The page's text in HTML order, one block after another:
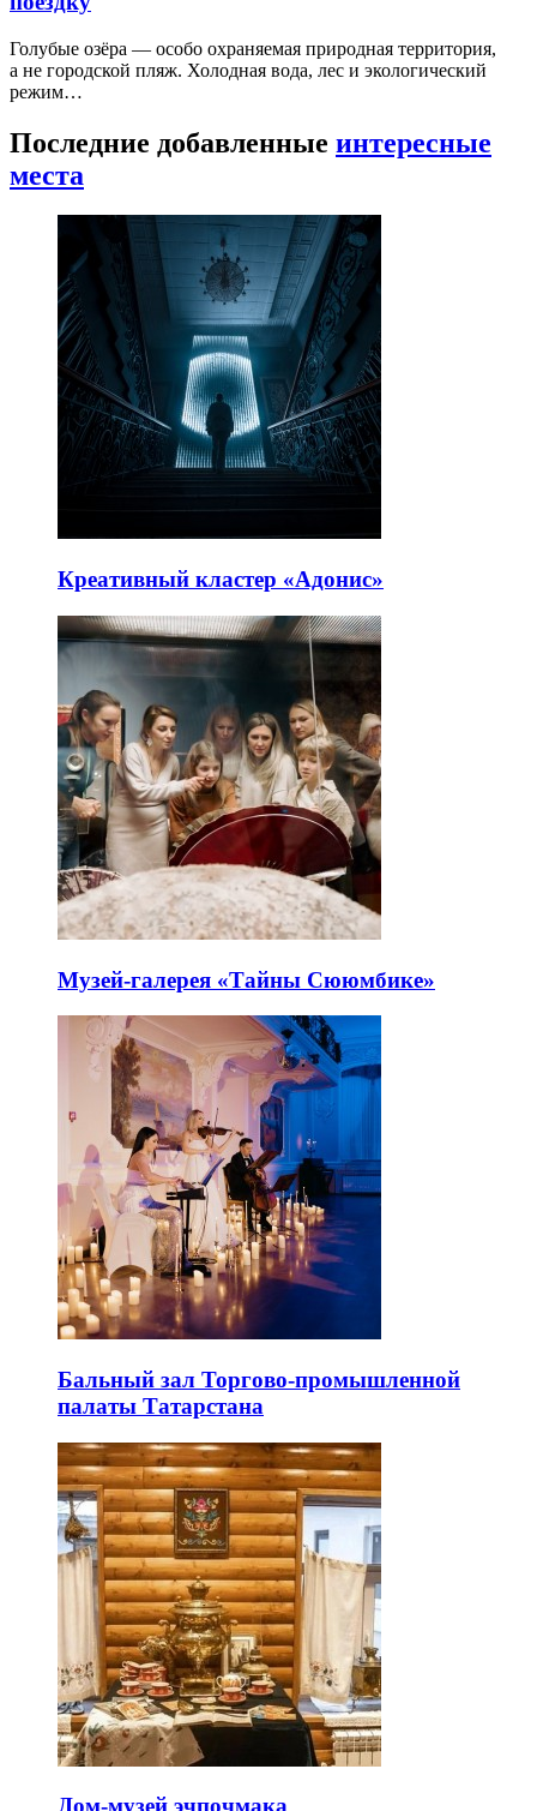
Голубые озёра — особо охраняемая природная территория,
а не городской пляж. Холодная вода, лес и экологический
режим…
Последние добавленные интересные
места
Креативный кластер «Адонис»
Музей-галерея «Тайны Сююмбике»
Бальный зал Торгово-промышленной
палаты Татарстана